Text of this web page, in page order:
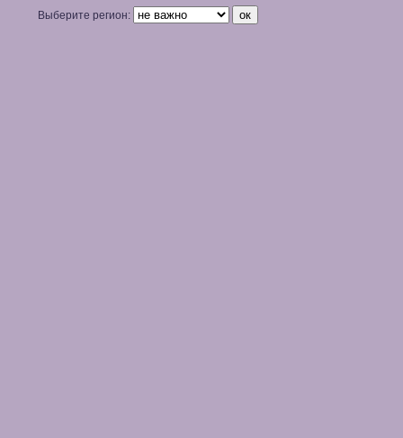
Выберите регион: